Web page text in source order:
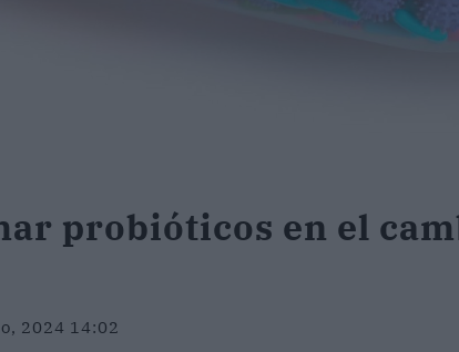
probióticos en el
2024 14:02